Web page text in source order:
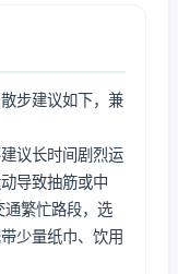
步建议如下，兼
议长时间剧烈运
导致抽筋或中
通繁忙路段，选
少量纸巾、饮用